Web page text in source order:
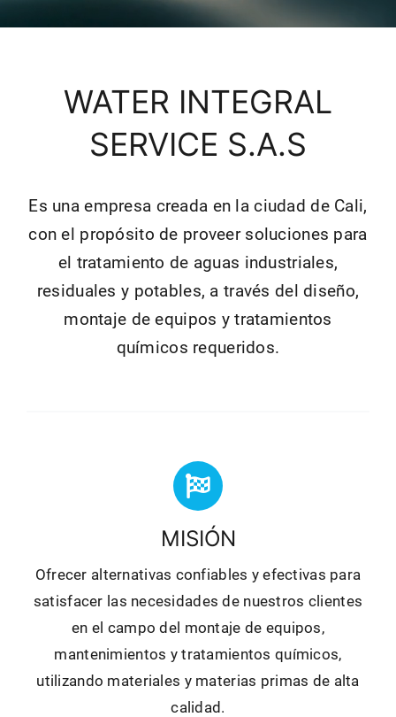
WATER INTEGRAL
SERVICE S.A.S
Es una empresa creada en la ciudad de Cali,
con el propósito de proveer soluciones para
el tratamiento de aguas industriales,
residuales y potables, a través del diseño,
montaje de equipos y tratamientos
químicos requeridos.
MISIÓN
Ofrecer alternativas confiables y efectivas para
satisfacer las necesidades de nuestros clientes
en el campo del montaje de equipos,
mantenimientos y tratamientos químicos,
utilizando materiales y materias primas de alta
calidad.